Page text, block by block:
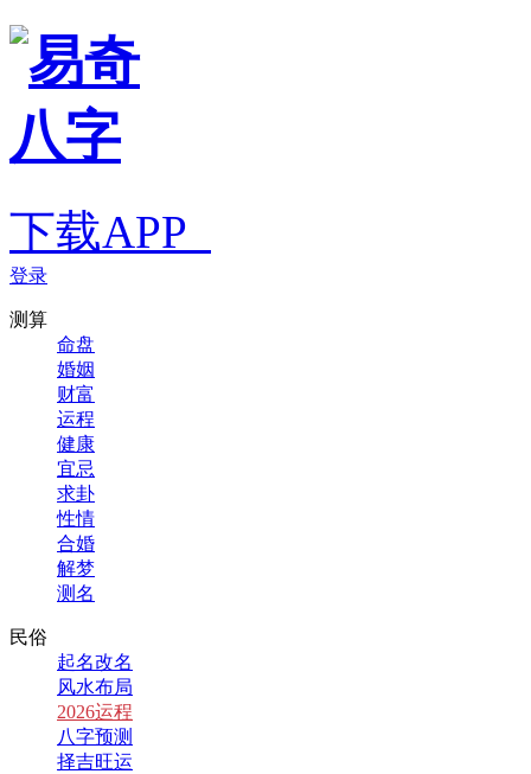
下载APP
登录
测算
命盘
婚姻
财富
运程
健康
宜忌
求卦
性情
合婚
解梦
测名
民俗
起名改名
风水布局
2026运程
八字预测
择吉旺运